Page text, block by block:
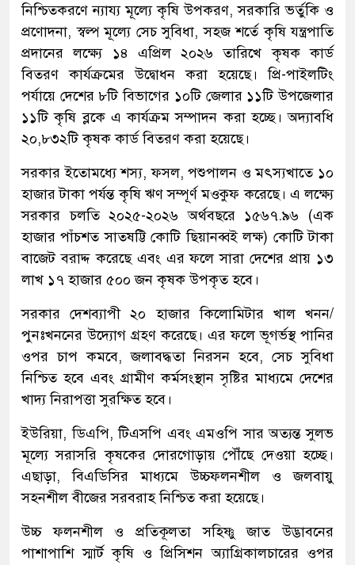
নিশ্চিতকরণে ন্যায্য মূল্যে কৃষি উপকরণ, সরকারি ভর্তুকি ও
প্রণোদনা, স্বল্প মূল্যে সেচ সুবিধা, সহজ শর্তে কৃষি যন্ত্রপাতি
প্রদানের লক্ষ্যে ১৪ এপ্রিল ২০২৬ তারিখে কৃষক কার্ড
বিতরণ কার্যক্রমের উদ্বোধন করা হয়েছে। প্রি-পাইলটিং
পর্যায়ে দেশের ৮টি বিভাগের ১০টি জেলার ১১টি উপজেলার
১১টি কৃষি ব্লকে এ কার্যক্রম সম্পাদন করা হচ্ছে। অদ্যাবধি
২০,৮৩২টি কৃষক কার্ড বিতরণ করা হয়েছে।
সরকার ইতোমধ্যে শস্য, ফসল, পশুপালন ও মৎস্যখাতে ১০
হাজার টাকা পর্যন্ত কৃষি ঋণ সম্পূর্ণ মওকুফ করেছে। এ লক্ষ্যে
সরকার চলতি ২০২৫-২০২৬ অর্থবছরে ১৫৬৭.৯৬ (এক
হাজার পাঁচশত সাতষট্টি কোটি ছিয়ানব্বই লক্ষ) কোটি টাকা
বাজেট বরাদ্দ করেছে এবং এর ফলে সারা দেশের প্রায় ১৩
লাখ ১৭ হাজার ৫০০ জন কৃষক উপকৃত হবে।
সরকার দেশব্যাপী ২০ হাজার কিলোমিটার খাল খনন/
পুনঃখননের উদ্যোগ গ্রহণ করেছে। এর ফলে ভূগর্ভস্থ পানির
ওপর চাপ কমবে, জলাবদ্ধতা নিরসন হবে, সেচ সুবিধা
নিশ্চিত হবে এবং গ্রামীণ কর্মসংস্থান সৃষ্টির মাধ্যমে দেশের
খাদ্য নিরাপত্তা সুরক্ষিত হবে।
ইউরিয়া, ডিএপি, টিএসপি এবং এমওপি সার অত্যন্ত সুলভ
মূল্যে সরাসরি কৃষকের দোরগোড়ায় পৌঁছে দেওয়া হচ্ছে।
এছাড়া, বিএডিসির মাধ্যমে উচ্চফলনশীল ও জলবায়ু
সহনশীল বীজের সরবরাহ নিশ্চিত করা হয়েছে।
উচ্চ ফলনশীল ও প্রতিকূলতা সহিষ্ণু জাত উদ্ভাবনের
পাশাপাশি স্মার্ট কৃষি ও প্রিসিশন অ্যাগ্রিকালচারের ওপর